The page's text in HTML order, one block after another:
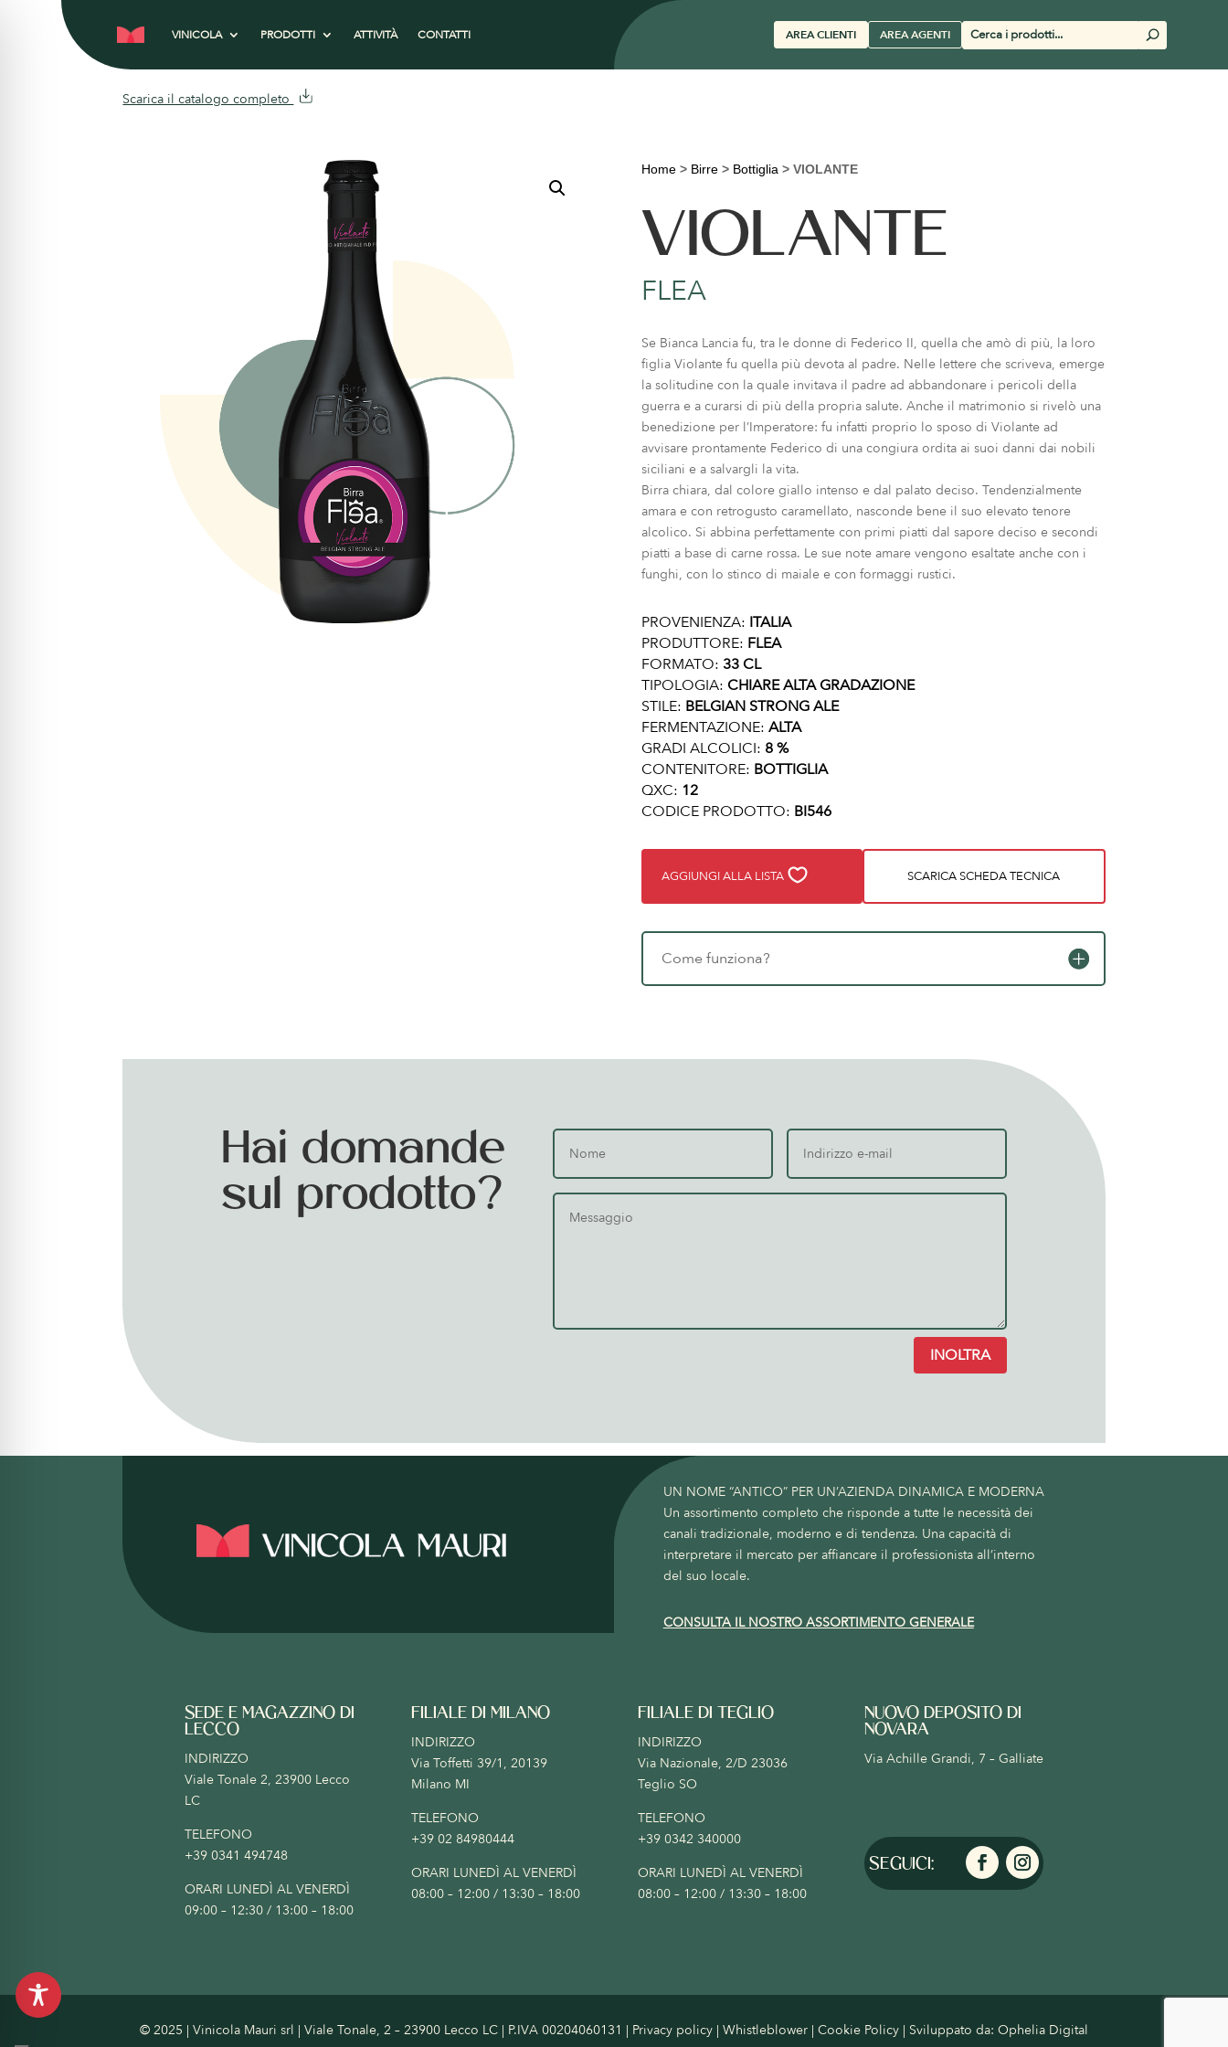
VINICOLA PRODOTTI ATTIVITÀ CONTATTI AREA CLIENTI AREA AGENTI
Cerca
prodotti
U
Scarica il catalogo completo
Home> Birre> Bottiglia > VIOLANTE
VIOLANTE
FLEA
Se Bianca Lancia fu, tra le donne di Federico II, quella che amò di più, la loro
figlia Violante fu quella più devota al padre. Nelle lettere che scriveva, emerge
la solitudine con la quale invitava il padre ad abbandonare i pericoli della
guerra e a curarsi di più della propria salute. Anche il matrimonio si rivelò una
benedizione per l’Imperatore: fu infatti proprio lo sposo di Violante ad
avvisare prontamente Federico di una congiura ordita ai suoi danni dai nobili
siciliani e a salvargli la vita.
Birra chiara, dal colore giallo intenso e dal palato deciso. Tendenzialmente
amara e con retrogusto caramellato, nasconde bene il suo elevato tenore
alcolico. Si abbina perfettamente con primi piatti dal sapore deciso e secondi
piatti a base di carne rossa. Le sue note amare vengono esaltate anche con i
funghi, con lo stinco di maiale e con formaggi rustici.
PROVENIENZA: ITALIA
PRODUTTORE: FLEA
FORMATO: 33 CL
TIPOLOGIA: CHIARE ALTA GRADAZIONE
STILE: BELGIAN STRONG ALE
FERMENTAZIONE: ALTA
GRADI ALCOLICI: 8 %
CONTENITORE: BOTTIGLIA
QXC: 12
CODICE PRODOTTO: BI546
AGGIUNGI ALLA LISTA SCARICA SCHEDA TECNICA
Come funziona?
Hai domande
sul prodotto?
INOLTRA
UN NOME “ANTICO” PER UN’AZIENDA DINAMICA E MODERNA
Un assortimento completo che risponde a tutte le necessità dei
canali tradizionale, moderno e di tendenza. Una capacità di
interpretare il mercato per affiancare il professionista all’interno
del suo locale.
CONSULTA IL NOSTRO ASSORTIMENTO GENERALE
SEDE E MAGAZZINO DI
LECCO
INDIRIZZO
Viale Tonale 2, 23900 Lecco
LC
TELEFONO
+39 0341 494748
ORARI LUNEDÌ AL VENERDÌ
09:00 – 12:30 / 13:00 – 18:00
FILIALE DI MILANO
INDIRIZZO
Via Toffetti 39/1, 20139
Milano MI
TELEFONO
+39 02 84980444
ORARI LUNEDÌ AL VENERDÌ
08:00 – 12:00 / 13:30 – 18:00
FILIALE DI TEGLIO
INDIRIZZO
Via Nazionale, 2/D 23036
Teglio SO
TELEFONO
+39 0342 340000
ORARI LUNEDÌ AL VENERDÌ
08:00 – 12:00 / 13:30 – 18:00
NUOVO DEPOSITO DI
NOVARA
Via Achille Grandi, 7 – Galliate
© 2025 | Vinicola Mauri srl | Viale Tonale, 2 – 23900 Lecco LC | P.IVA 00204060131 | Privacy policy | Whistleblower | Cookie Policy | Sviluppato da: Ophelia Digital